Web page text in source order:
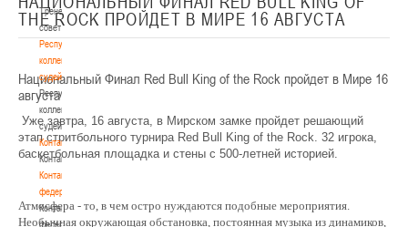
Тренерский
совет
Республиканская
коллегия
судей
Республиканская
коллегия
судей
Контакты
Контакты
Контакты
федерации
Контакты
федерации
THE ROCK ПРОЙДЕТ В МИРЕ 16 АВГУСТА
Национальный Финал Red Bull King of the Rock пройдет в Мире 16
августа
Уже завтра, 16 августа, в Мирском замке пройдет решающий
этап стритбольного турнира Red Bull King of the Rock. 32 игрока,
баскетбольная площадка и стены с 500-летней историей.
Атмосфера - то, в чем остро нуждаются подобные мероприятия.
Необычная окружающая обстановка, постоянная музыка из динамиков,